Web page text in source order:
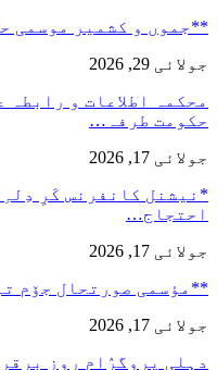
**جموں و كشمیر موسمی
جولائی 29, 2026
حکومت طرفہ…
جولائی 17, 2026
*نیشنل کانفرنس کَرِ
احتجاج…
جولائی 17, 2026
**مؤسمی صورتحال جۆم
جولائی 17, 2026
دہلی پروگرٛام روزِ